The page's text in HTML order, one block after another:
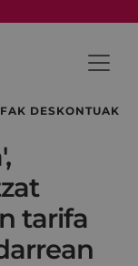
DESKONTUAK
tarifa